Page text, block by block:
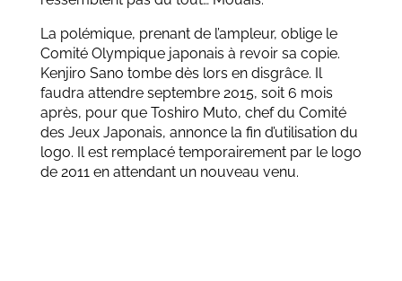
La polémique, prenant de l’ampleur, oblige le
Comité Olympique japonais à revoir sa copie.
Kenjiro Sano tombe dès lors en disgrâce. Il
faudra attendre septembre 2015, soit 6 mois
après, pour que Toshiro Muto, chef du Comité
des Jeux Japonais, annonce la fin d’utilisation du
logo. Il est remplacé temporairement par le logo
de 2011 en attendant un nouveau venu.